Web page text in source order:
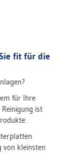
fit für die
für Ihre
ist
von kleinsten